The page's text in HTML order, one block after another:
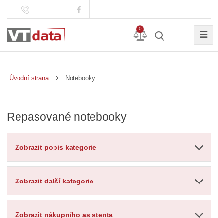
0
☰
Úvodní strana Notebooky
Repasované notebooky
Zobrazit popis kategorie
Zobrazit další kategorie
Zobrazit nákupního asistenta